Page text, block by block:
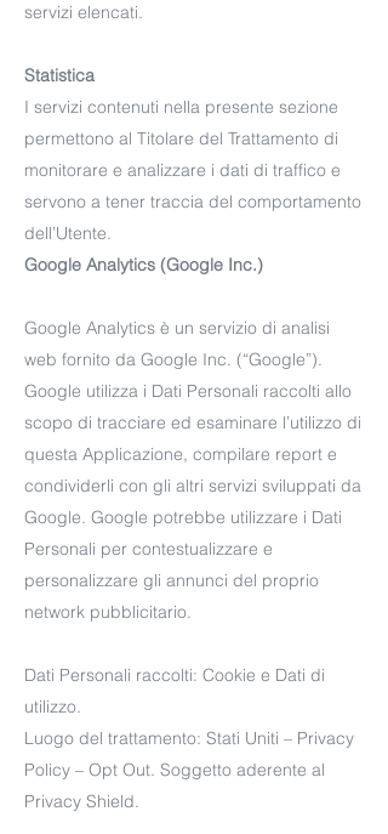
servizi elencati.
Statistica
I servizi contenuti nella presente sezione
permettono al Titolare del Trattamento di
monitorare e analizzare i dati di traffico e
servono a tener traccia del comportamento
dell’Utente.
Google Analytics (Google Inc.)
Google Analytics è un servizio di analisi
web fornito da Google Inc. (“Google”).
Google utilizza i Dati Personali raccolti allo
scopo di tracciare ed esaminare l’utilizzo di
questa Applicazione, compilare report e
condividerli con gli altri servizi sviluppati da
Google. Google potrebbe utilizzare i Dati
Personali per contestualizzare e
personalizzare gli annunci del proprio
network pubblicitario.
Dati Personali raccolti: Cookie e Dati di
utilizzo.
Luogo del trattamento: Stati Uniti – Privacy
Policy – Opt Out. Soggetto aderente al
Privacy Shield.